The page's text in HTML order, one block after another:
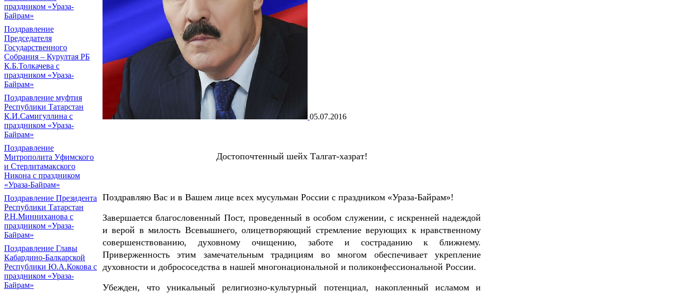
праздником «Ураза-
Байрам»
Поздравление
Председателя
Государственного
Собрания – Курултая РБ
К.Б.Толкачева с
праздником «Ураза-
Байрам»
Поздравление муфтия
Республики Татарстан
К.И.Самигуллина с
праздником «Ураза-
Байрам»
Поздравление
Митрополита Уфимского
и Стерлитамакского
Никона с праздником
«Ураза-Байрам»
Поздравление Президента
Республики Татарстан
Р.Н.Минниханова с
праздником «Ураза-
Байрам»
Поздравление Главы
Кабардино-Балкарской
Республики Ю.А.Кокова с
праздником «Ураза-
Байрам»
05.07.2016
Достопочтенный шейх Талгат-хазрат!
Поздравляю Вас и в Вашем лице всех мусульман России с праздником «Ураза-Байрам»!
Завершается благословенный Пост, проведенный в особом служении, с искренней надеждой
и верой в милость Всевышнего, олицетворяющий стремление верующих к нравственному
совершенствованию, духовному очищению, заботе и состраданию к ближнему.
Приверженность этим замечательным традициям во многом обеспечивает укрепление
духовности и добрососедства в нашей многонациональной и поликонфессиональной России.
Убежден, что уникальный религиозно-культурный потенциал, накопленный исламом и